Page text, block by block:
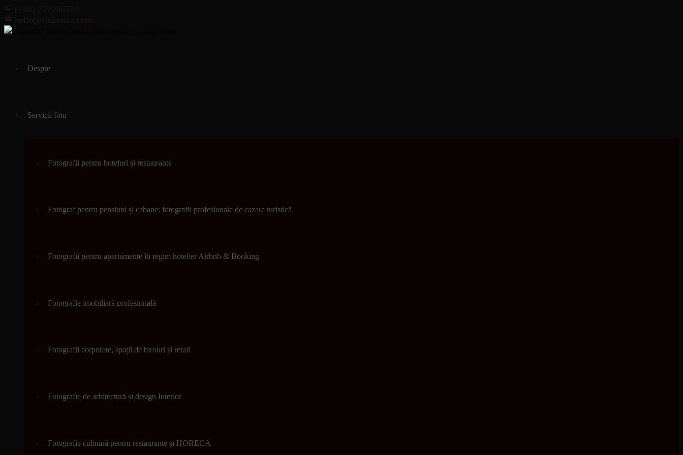
contentDespre
Servicii foto
Fotografii pentru hoteluri și restaurante
Fotograf pentru pensiuni și cabane: fotografii profesionale de cazare turistică
Fotografii pentru apartamente în regim hotelier Airbnb & Booking
Fotografie imobiliară profesională
Fotografii corporate, spații de birouri și retail
Fotografie de arhitectură și design Interior
Fotografie culinară pentru restaurante și HORECA